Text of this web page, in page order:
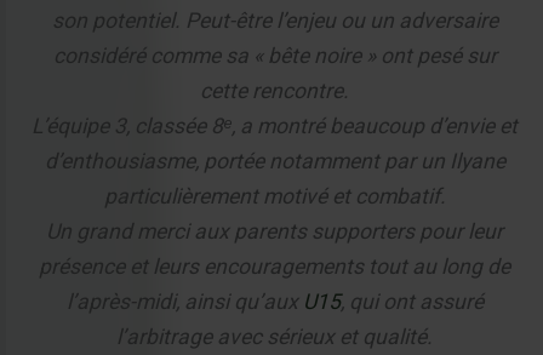
son potentiel. Peut-être l’enjeu ou un adversaire
considéré comme sa « bête noire » ont pesé sur
cette rencontre.
L’équipe 3, classée 8ᵉ, a montré beaucoup d’envie et
d’enthousiasme, portée notamment par un Ilyane
particulièrement motivé et combatif.
Un grand merci aux parents supporters pour leur
présence et leurs encouragements tout au long de
l’après-midi, ainsi qu’aux U15, qui ont assuré
l’arbitrage avec sérieux et qualité.